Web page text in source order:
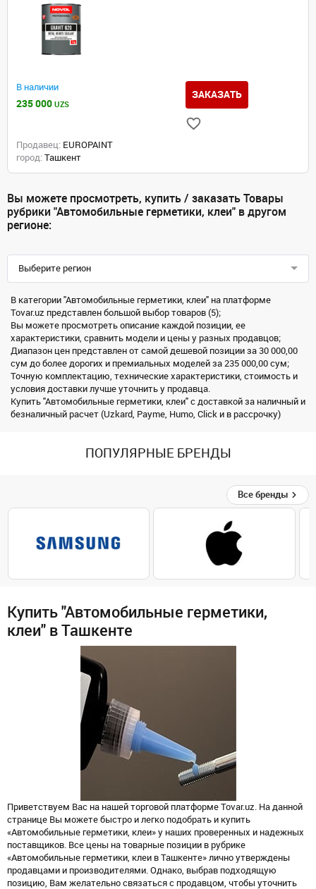
В наличии
235 000 UZS
ЗАКАЗАТЬ
Продавец: EUROPAINT
город: Ташкент
Вы можете просмотреть, купить / заказать Товары
рубрики "Автомобильные герметики, клеи" в другом
регионе:
Выберите регион
В категории "Автомобильные герметики, клеи" на платформе
Tovar.uz представлен большой выбор товаров (5);
Вы можете просмотреть описание каждой позиции, ее
характеристики, сравнить модели и цены у разных продавцов;
Диапазон цен представлен от самой дешевой позиции за 30 000,00
сум до более дорогих и премиальных моделей за 235 000,00 сум;
Точную комплектацию, технические характеристики, стоимость и
условия доставки лучше уточнить у продавца.
Купить "Автомобильные герметики, клеи" с доставкой за наличный и
безналичный расчет (Uzkard, Payme, Humo, Click и в рассрочку)
ПОПУЛЯРНЫЕ БРЕНДЫ
Все бренды
Купить "Автомобильные герметики,
клеи" в Ташкенте
Приветствуем Вас на нашей торговой платформе Tovar.uz. На данной
странице Вы можете быстро и легко подобрать и купить
«Автомобильные герметики, клеи» у наших проверенных и надежных
поставщиков. Все цены на товарные позиции в рубрике
«Автомобильные герметики, клеи в Ташкенте» лично утверждены
продавцами и производителями. Однако, выбрав подходящую
позицию, Вам желательно связаться с продавцом, чтобы уточнить